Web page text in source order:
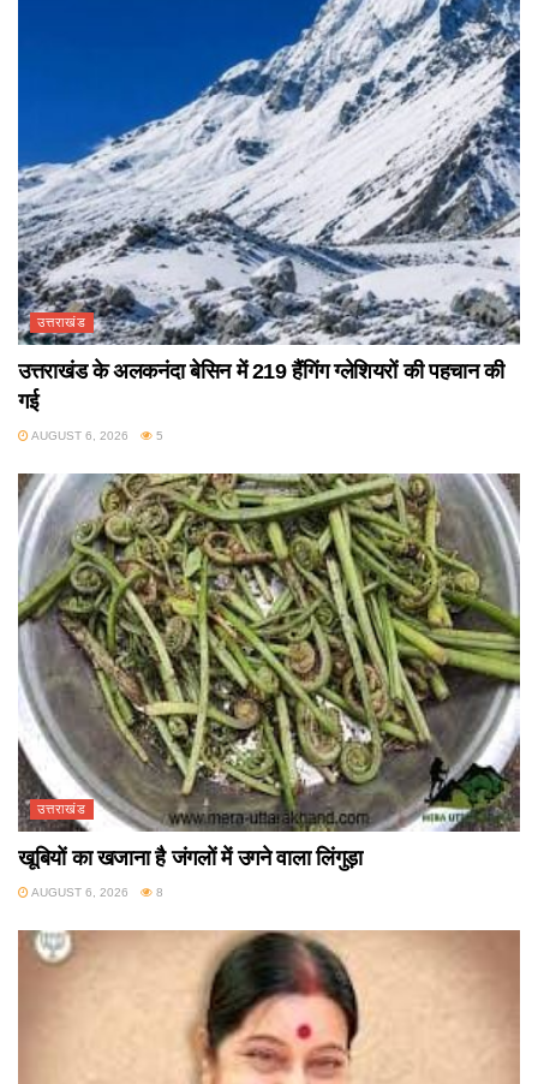
उत्तराखंड
उत्तराखंड के अलकनंदा बेसिन में 219 हैंगिंग ग्लेशियरों की पहचान की
गई
AUGUST 6, 2026 5
उत्तराखंड
खूबियों का खजाना है जंगलों में उगने वाला लिंगुड़ा
AUGUST 6, 2026 8